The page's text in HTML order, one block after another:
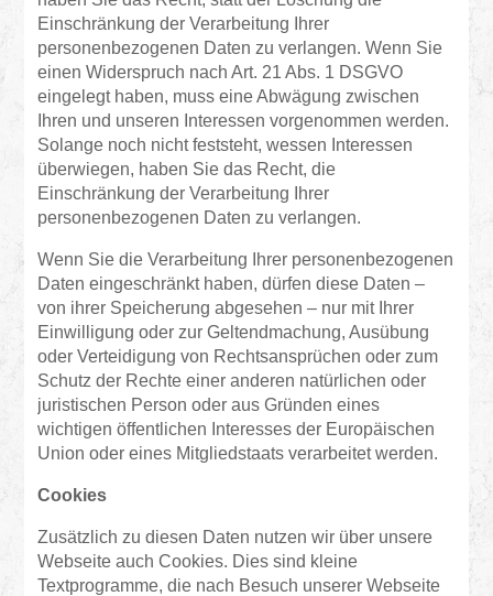
Einschränkung der Verarbeitung Ihrer
personenbezogenen Daten zu verlangen. Wenn Sie
einen Widerspruch nach Art. 21 Abs. 1 DSGVO
eingelegt haben, muss eine Abwägung zwischen
Ihren und unseren Interessen vorgenommen werden.
Solange noch nicht feststeht, wessen Interessen
überwiegen, haben Sie das Recht, die
Einschränkung der Verarbeitung Ihrer
personenbezogenen Daten zu verlangen.
Wenn Sie die Verarbeitung Ihrer personenbezogenen
Daten eingeschränkt haben, dürfen diese Daten –
von ihrer Speicherung abgesehen – nur mit Ihrer
Einwilligung oder zur Geltendmachung, Ausübung
oder Verteidigung von Rechtsansprüchen oder zum
Schutz der Rechte einer anderen natürlichen oder
juristischen Person oder aus Gründen eines
wichtigen öffentlichen Interesses der Europäischen
Union oder eines Mitgliedstaats verarbeitet werden.
Cookies
Zusätzlich zu diesen Daten nutzen wir über unsere
Webseite auch Cookies. Dies sind kleine
Textprogramme, die nach Besuch unserer Webseite